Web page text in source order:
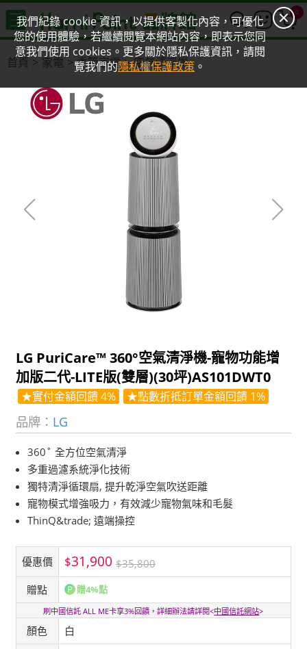
我們紀錄 cookie 資訊，以提供客製化內容，可優化
您的使用體驗，若繼續閱覽本網站內容，即表示您同
意我們使用 cookies。更多關於隱私保護資訊，請閱
覽我們的隱私權保護政策 。
0
首頁 家電 季節家電 空氣清淨機
LG PuriCare™ 360°空氣清淨機-寵物功能增
加版二代-LITE版(雙層)(30坪)AS101DWT0
★實付金額回饋 4% ★點數折抵訂單金額回饋 1%
品牌： LG
360˚ 全方位空氣清淨
多重過濾系統淨化技術
獨特清淨循環扇, 提升乾淨空氣吹送距離
寵物模式增強吸力，有效減少寵物氣味和毛髮
ThinQ&trade; 遠端操控
優惠價 $31,900 $35,800
贈點
贈4%點
刷中國信託 ALL ME卡享3%回饋，詳細辦法請詳閱<中國信託網站>
顏色
白